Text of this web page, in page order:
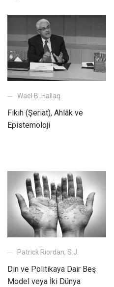
Wael B. Hallaq
Fıkıh (Şeriat), Ahlâk ve
Epistemoloji
Patrick Riordan, S.J.
Din ve Politikaya Dair Beş
Model veya İki Dünya